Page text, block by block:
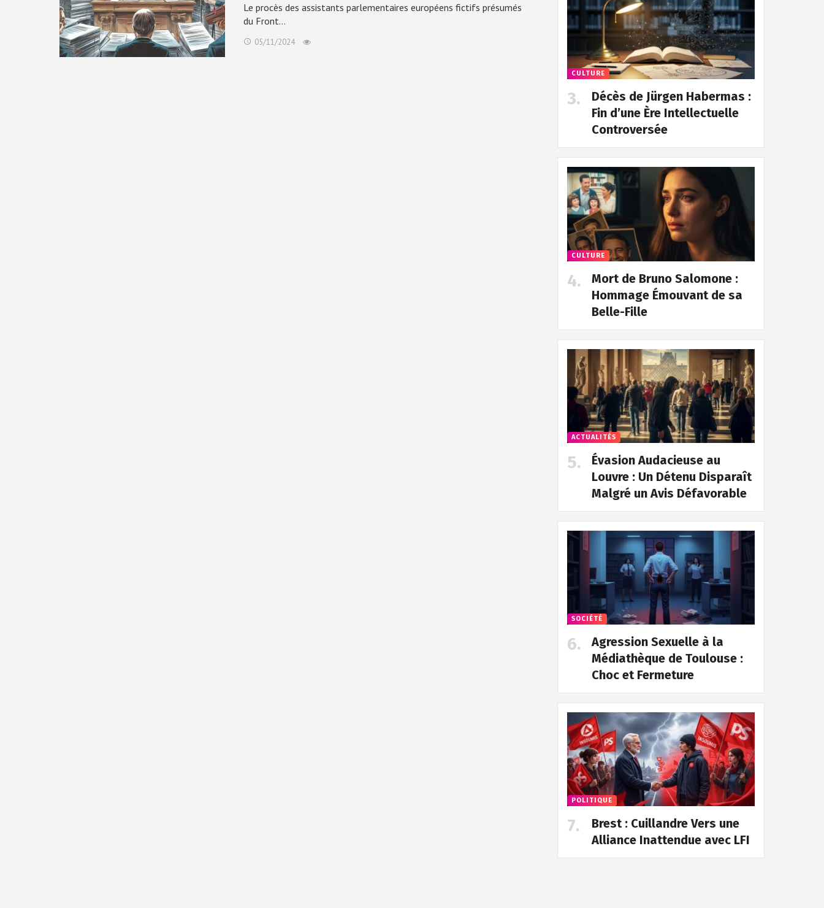
Le procès des assistants parlementaires européens fictifs présumés
du Front…
05/11/2024
CULTURE
Décès de Jürgen Habermas :
Fin d’une Ère Intellectuelle
Controversée
CULTURE
Mort de Bruno Salomone :
Hommage Émouvant de sa
Belle-Fille
ACTUALITÉS
Évasion Audacieuse au
Louvre : Un Détenu Disparaît
Malgré un Avis Défavorable
SOCIÉTÉ
Agression Sexuelle à la
Médiathèque de Toulouse :
Choc et Fermeture
POLITIQUE
Brest : Cuillandre Vers une
Alliance Inattendue avec LFI